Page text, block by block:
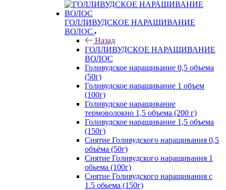
ГОЛЛИВУДСКОЕ НАРАЩИВАНИЕ
ВОЛОС
Назад
ГОЛЛИВУДСКОЕ НАРАЩИВАНИЕ
ВОЛОС
Голивудское наращивание 0,5 объема
(50г)
Голивудское наращивание 1 объем
(100г)
Голивудское наращивание
термоволокно 1,5 объема (200 г)
Голивудское наращивание 1,5 объема
(150г)
Снятие Голивудского наращивания 0,5
объёма (50г)
Снятие Голивудского наращивания 1
обьема (100г)
Снятие Голивудского наращивания с
1.5 обьема (150г)